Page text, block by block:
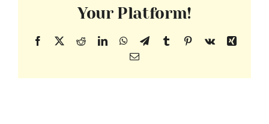
Your Platform!
Facebook
X RedditLinkedInWhatsApp
TelegramTumblrPinterest
Vk
Xing
Email